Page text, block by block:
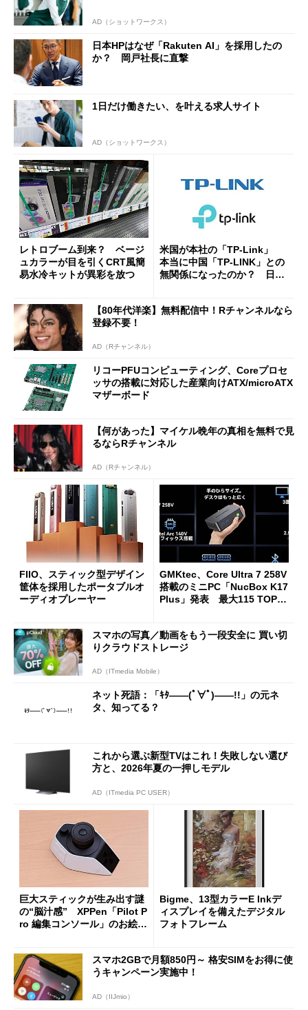
AD（ショットワークス）
日本HPはなぜ「Rakuten AI」を採用したの
か？ 岡戸社長に直撃
1日だけ働きたい、を叶える求人サイト
AD（ショットワークス）
レトロブーム到来？ ベージ
ュカラーが目を引くCRT風簡
易水冷キットが異彩を放つ
米国が本社の「TP-Link」
本当に中国「TP-LINK」との
無関係になったのか？ 日本
【80年代洋楽】無料配信中！Rチャンネルなら
登録不要！
AD（Rチャンネル）
リコーPFUコンピューティング、Coreプロセ
ッサの搭載に対応した産業向けATX/microATX
マザーボード
【何があった】マイケル晩年の真相を無料で見
るならRチャンネル
AD（Rチャンネル）
FIIO、スティック型デザイン
筐体を採用したポータブルオ
ーディオプレーヤー
GMKtec、Core Ultra 7 258V
搭載のミニPC「NucBox K17
Plus」発表 最大115 TOPS
スマホの写真／動画をもう一段安全に 買い切
りクラウドストレージ
AD（ITmedia Mobile）
ネット死語：「ｷﾀ――(ﾟ∀ﾟ)――!!」の元ネ
タ、知ってる？
これから選ぶ新型TVはこれ！失敗しない選び
方と、2026年夏の一押しモデル
AD（ITmedia PC USER）
巨大スティックが生み出す謎
の“脳汁感” XPPen「Pilot P
ro 編集コンソール」のお絵描
Bigme、13型カラーE Inkデ
ィスプレイを備えたデジタル
フォトフレーム
スマホ2GBで月額850円～ 格安SIMをお得に使
うキャンペーン実施中！
AD（IIJmio）